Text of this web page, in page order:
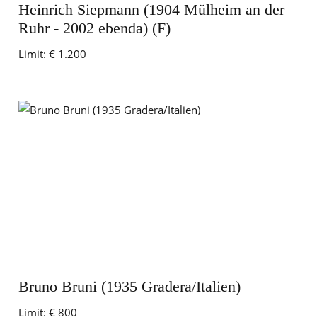
Heinrich Siepmann (1904 Mülheim an der
Ruhr - 2002 ebenda) (F)
Limit: € 1.200
Bruno Bruni (1935 Gradera/Italien)
Limit: € 800